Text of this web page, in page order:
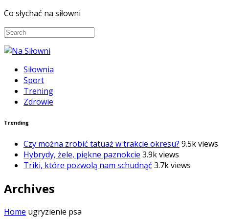
Co słychać na siłowni
Siłownia
Sport
Trening
Zdrowie
Trending
Czy można zrobić tatuaż w trakcie okresu? 9.5k views
Hybrydy, żele, piękne paznokcie 3.9k views
Triki, które pozwolą nam schudnąć 3.7k views
Archives
Home ugryzienie psa